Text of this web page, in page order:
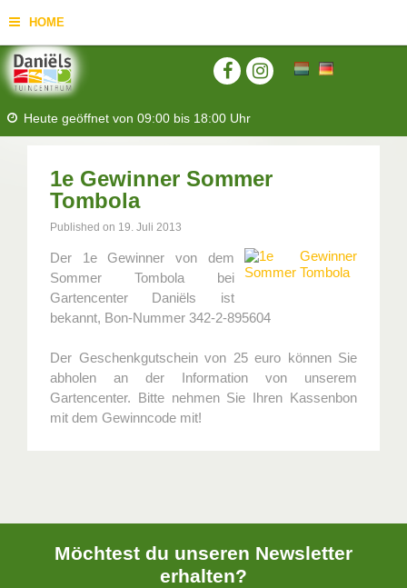
HOME
Heute geöffnet von 09:00 bis 18:00 Uhr
1e Gewinner Sommer
Tombola
Published on 19. Juli 2013
Der 1e Gewinner von dem
Sommer Tombola bei
Gartencenter Daniëls ist
bekannt, Bon-Nummer 342-2-895604
Der Geschenkgutschein von 25 euro können Sie
abholen an der Information von unserem
Gartencenter. Bitte nehmen Sie Ihren Kassenbon
mit dem Gewinncode mit!
Möchtest du unseren Newsletter
erhalten?